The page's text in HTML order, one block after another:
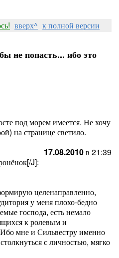
вверх^ к полной версии
не попасть... ибо это
под морем имеется. Не хочу
на странице светило.
17.08.2010в 21:39
J]:
целенаправленно,
у меня плохо-бедно
господа, есть немало
к ролевым и
мне и Сильвестру именно
с личностью, мягко